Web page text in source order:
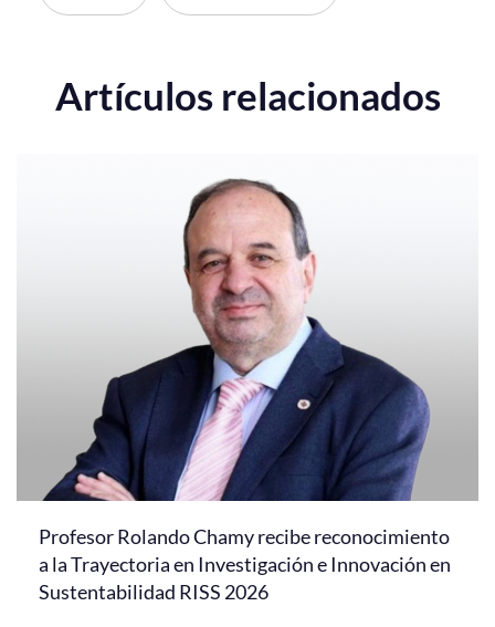
Artículos relacionados
Profesor Rolando Chamy recibe reconocimiento
a la Trayectoria en Investigación e Innovación en
Sustentabilidad RISS 2026